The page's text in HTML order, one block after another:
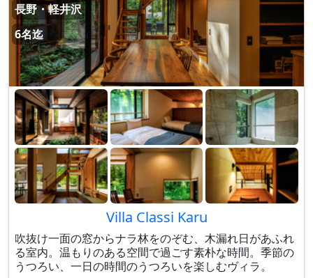
長野・軽井沢
6名迄
Villa Classi Karu
吹抜け一面の窓からナラ林をのぞむ、木漏れ日があふれ
る室内。温もりのある空間で過ごす素朴な時間。季節の
うつろい、一日の時間のうつろいを楽しむヴィラ。